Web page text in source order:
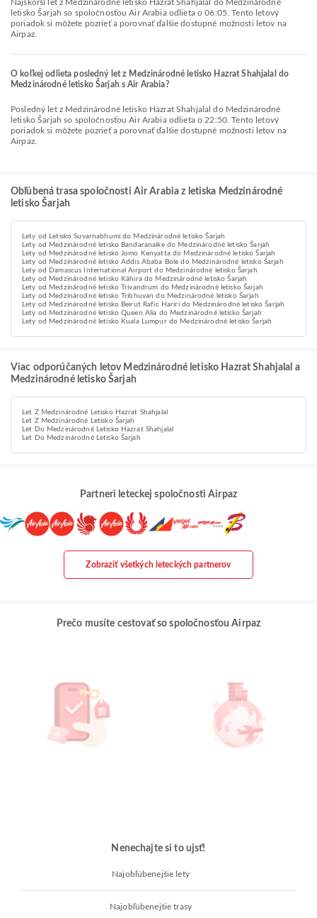
Najskorší let z Medzinárodné letisko Hazrat Shahjalal do Medzinárodné
letisko Šarjah so spoločnosťou Air Arabia odlieta o 06:05. Tento letový
poriadok si môžete pozrieť a porovnať ďalšie dostupné možnosti letov na
Airpaz.
O koľkej odlieta posledný let z Medzinárodné letisko Hazrat Shahjalal do
Medzinárodné letisko Šarjah s Air Arabia?
Posledný let z Medzinárodné letisko Hazrat Shahjalal do Medzinárodné
letisko Šarjah so spoločnosťou Air Arabia odlieta o 22:50. Tento letový
poriadok si môžete pozrieť a porovnať ďalšie dostupné možnosti letov na
Airpaz.
Obľúbená trasa spoločnosti Air Arabia z letiska Medzinárodné
letisko Šarjah
Lety od Letisko Suvarnabhumi do Medzinárodné letisko Šarjah
Lety od Medzinárodné letisko Bandaranaike do Medzinárodné letisko Šarjah
Lety od Medzinárodné letisko Jomo Kenyatta do Medzinárodné letisko Šarjah
Lety od Medzinárodné letisko Addis Ababa Bole do Medzinárodné letisko Šarjah
Lety od Damascus International Airport do Medzinárodné letisko Šarjah
Lety od Medzinárodné letisko Káhira do Medzinárodné letisko Šarjah
Lety od Medzinárodné letisko Trivandrum do Medzinárodné letisko Šarjah
Lety od Medzinárodné letisko Tribhuvan do Medzinárodné letisko Šarjah
Lety od Medzinárodné letisko Beirut Rafic Hariri do Medzinárodné letisko Šarjah
Lety od Medzinárodné letisko Queen Alia do Medzinárodné letisko Šarjah
Lety od Medzinárodné letisko Kuala Lumpur do Medzinárodné letisko Šarjah
Viac odporúčaných letov Medzinárodné letisko Hazrat Shahjalal a
Medzinárodné letisko Šarjah
Let Z Medzinárodné Letisko Hazrat Shahjalal
Let Z Medzinárodné Letisko Šarjah
Let Do Medzinárodné Letisko Hazrat Shahjalal
Let Do Medzinárodné Letisko Šarjah
Partneri leteckej spoločnosti Airpaz
Zobraziť všetkých leteckých partnerov
Prečo musíte cestovať so spoločnosťou Airpaz
Nenechajte si to ujsť!
Najobľúbenejšie lety
Najobľúbenejšie trasy